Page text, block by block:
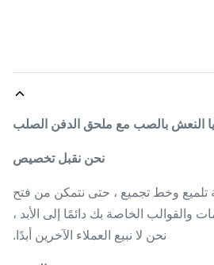
النعش بالصب مع ملحق الدفن الصلب
نحن نقبل تخصيص
تلميع وخط تجميع ، حتى نتمكن من فتح
والقوالب الخاصة بك دائمًا إلى الأبد ،
نحن لا نبيع العملاء الآخرين أبدًا.